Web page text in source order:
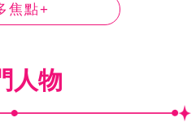
焦點+
人物